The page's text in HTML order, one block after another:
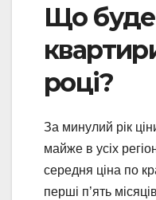
Що буде
році?
За минулий рік
майже в усіх
середня ціна по
перші п’ять